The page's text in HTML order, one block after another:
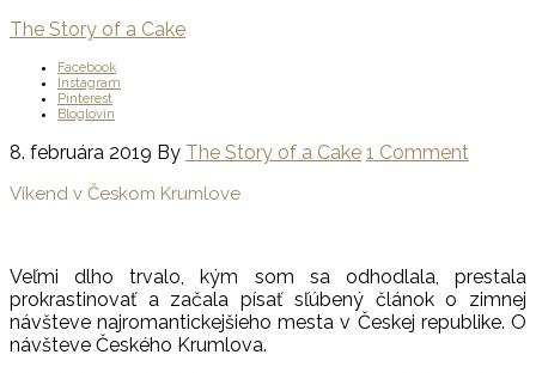
The Story of a Cake
Facebook
Instagram
Pinterest
Bloglovin
8. februára 2019 By The Story of a Cake 1 Comment
Víkend v Českom Krumlove
Veľmi dlho trvalo, kým som sa odhodlala, prestala
prokrastinovať a začala písať sľúbený článok o zimnej
návšteve najromantickejšieho mesta v Českej republike. O
návšteve Českého Krumlova.